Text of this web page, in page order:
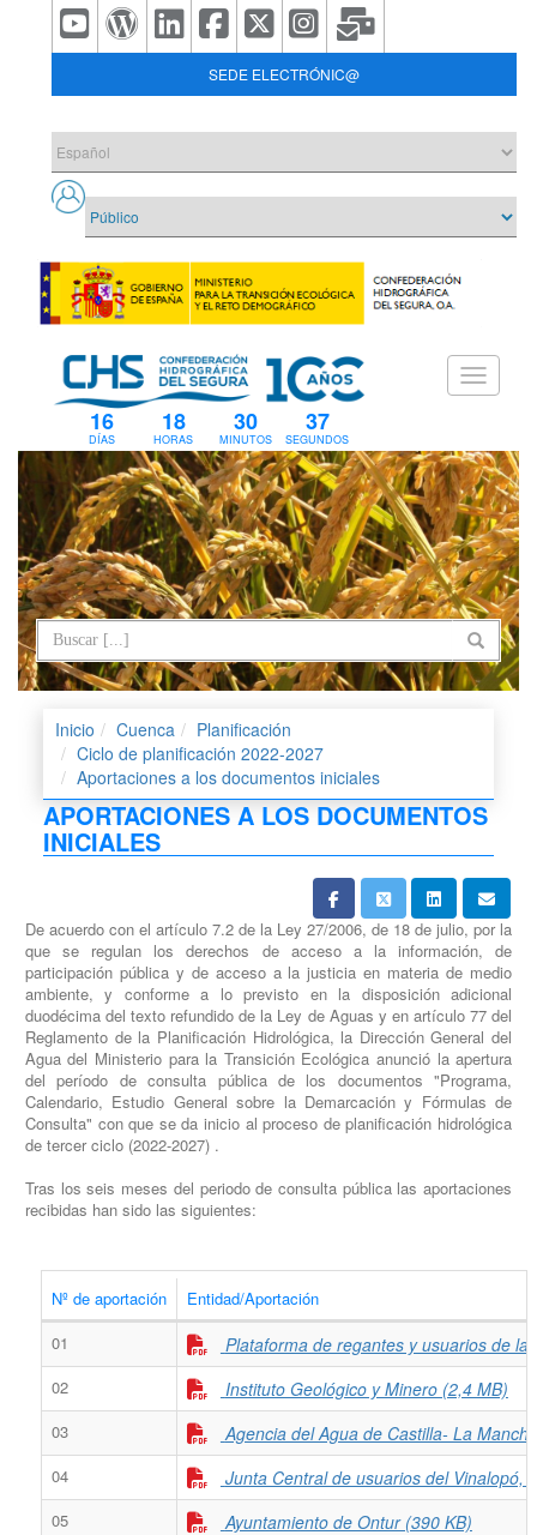
SEDE ELECTRÓNIC@
16
DÍAS
18
HORAS
30
MINUTOS
37
SEGUNDOS
Inicio Cuenca
Planificación
Ciclo de planificación 2022-2027
Aportaciones a los documentos iniciales
APORTACIONES A LOS DOCUMENTOS
INICIALES
De acuerdo con el artículo 7.2 de la Ley 27/2006, de 18 de julio, por la
que se regulan los derechos de acceso a la información, de
participación pública y de acceso a la justicia en materia de medio
ambiente, y conforme a lo previsto en la disposición adicional
duodécima del texto refundido de la Ley de Aguas y en artículo 77 del
Reglamento de la Planificación Hidrológica, la Dirección General del
Agua del Ministerio para la Transición Ecológica anunció la apertura
del período de consulta pública de los documentos "Programa,
Calendario, Estudio General sobre la Demarcación y Fórmulas de
Consulta" con que se da inicio al proceso de planificación hidrológica
de tercer ciclo (2022-2027) .
Tras los seis meses del periodo de consulta pública las aportaciones
recibidas han sido las siguientes:
Nº de aportación
Entidad/Aportación
01
Plataforma de regantes y usuarios de
02 Instituto Geológico y Minero (2,4 MB)
03 Agencia del Agua de Castilla- La
04 Junta Central de usuarios del Vinalopó,
05 Ayuntamiento de Ontur (390 KB)